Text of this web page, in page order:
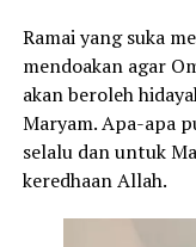
Ramai yang suka
mendoakan agar
akan beroleh
Maryam. Apa-apa
selalu dan untuk
keredhaan Allah.